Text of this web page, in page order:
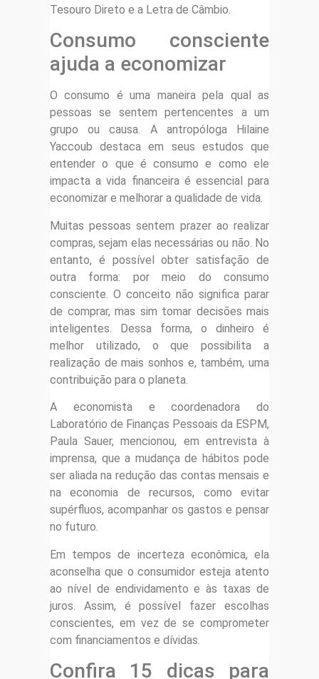
Tesouro Direto e a Letra de Câmbio.
Consumo consciente
ajuda a economizar
O consumo é uma maneira pela qual as
pessoas se sentem pertencentes a um
grupo ou causa. A antropóloga Hilaine
Yaccoub destaca em seus estudos que
entender o que é consumo e como ele
impacta a vida financeira é essencial para
economizar e melhorar a qualidade de vida.
Muitas pessoas sentem prazer ao realizar
compras, sejam elas necessárias ou não. No
entanto, é possível obter satisfação de
outra forma: por meio do consumo
consciente. O conceito não significa parar
de comprar, mas sim tomar decisões mais
inteligentes. Dessa forma, o dinheiro é
melhor utilizado, o que possibilita a
realização de mais sonhos e, também, uma
contribuição para o planeta.
A economista e coordenadora do
Laboratório de Finanças Pessoais da ESPM,
Paula Sauer, mencionou, em entrevista à
imprensa, que a mudança de hábitos pode
ser aliada na redução das contas mensais e
na economia de recursos, como evitar
supérfluos, acompanhar os gastos e pensar
no futuro.
Em tempos de incerteza econômica, ela
aconselha que o consumidor esteja atento
ao nível de endividamento e às taxas de
juros. Assim, é possível fazer escolhas
conscientes, em vez de se comprometer
com financiamentos e dívidas.
Confira 15 dicas para